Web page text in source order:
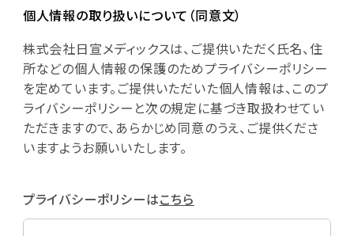
個人情報の取り扱いについて（同意文）
株式会社日宣メディックスは、ご提供いただく氏名、住
所などの個人情報の保護のためプライバシーポリシー
を定めています。ご提供いただいた個人情報は、このプ
ライバシーポリシーと次の規定に基づき取扱わせてい
ただきますので、あらかじめ同意のうえ、ご提供くださ
いますようお願いいたします。
プライバシーポリシーはこちら